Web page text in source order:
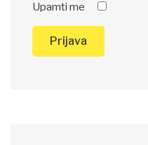
Upamti me
Prijava